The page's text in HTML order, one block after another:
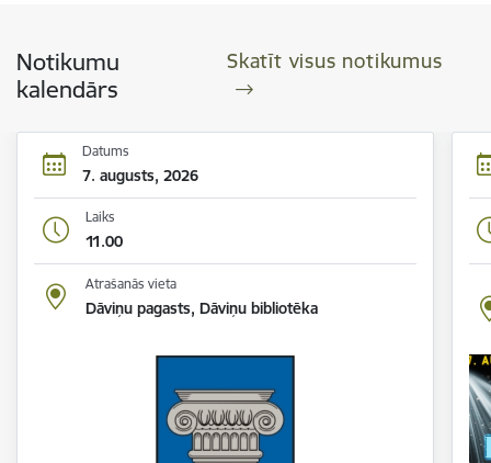
Notikumu
kalendārs
Skatīt visus notikumus
Datums
7. augusts, 2026
Laiks
11.00
Atrašanās vieta
Dāviņu pagasts, Dāviņu bibliotēka